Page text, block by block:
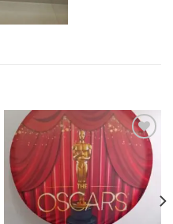
Add to
wishlist